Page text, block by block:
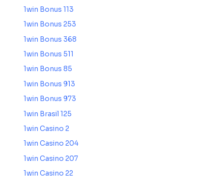
1win Bonus 113
1win Bonus 253
1win Bonus 368
1win Bonus 511
1win Bonus 85
1win Bonus 913
1win Bonus 973
1win Brasil 125
1win Casino 2
1win Casino 204
1win Casino 207
1win Casino 22